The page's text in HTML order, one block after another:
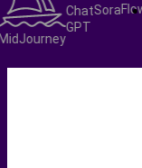
Chat
GPT
SoraFlow